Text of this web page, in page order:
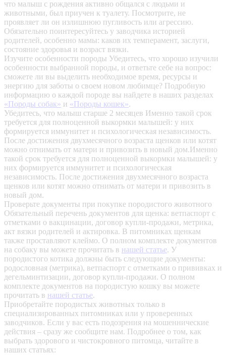
что малыш с рождения активно общался с людьми и
животными, был приучен к туалету. Посмотрите, не
проявляет ли он излишнюю пугливость или агрессию.
Обязательно поинтересуйтесь у заводчика историей
родителей, особенно мамы: каков их темперамент, заслуги,
состояние здоровья и возраст вязки.
Изучите особенности породы Убедитесь, что хорошо изучили
особенности выбранной породы, и ответьте себе на вопрос:
сможете ли вы выделить необходимое время, ресурсы и
энергию для заботы о своем новом любимце? Подробную
информацию о каждой породе вы найдете в наших разделах
«Породы собак» и «Породы кошек».
Убедитесь, что малыш старше 2 месяцев Именно такой срок
требуется для полноценной выкормки малышей: у них
формируется иммунитет и психологическая независимость.
После достижения двухмесячного возраста щенков или котят
можно отнимать от матери и привозить в новый дом.Именно
такой срок требуется для полноценной выкормки малышей: у
них формируется иммунитет и психологическая
независимость. После достижения двухмесячного возраста
щенков или котят можно отнимать от матери и привозить в
новый дом.
Проверьте документы при покупке породистого животного
Обязательный перечень документов для щенка: ветпаспорт с
отметками о вакцинации, договор купли-продажи, метрика,
акт вязки родителей и актировка. В питомниках щенкам
также проставляют клеймо. О полном комплекте документов
на собаку вы можете прочитать в нашей статье. У
породистого котика должны быть следующие документы:
родословная (метрика), ветпаспорт с отметками о прививках и
дегельминтизации, договор купли-продажи. О полном
комплекте документов на породистую кошку вы можете
прочитать в нашей статье.
Приобретайте породистых животных только в
специализированных питомниках или у проверенных
заводчиков. Если у вас есть подозрения на мошеннические
действия – сразу же сообщите нам. Подробнее о том, как
выбрать здорового и чистокровного питомца, читайте в
наших статьях: